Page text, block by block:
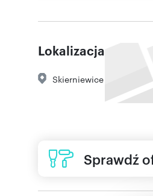
Lokalizacja
Skierniewice
Sprawdź